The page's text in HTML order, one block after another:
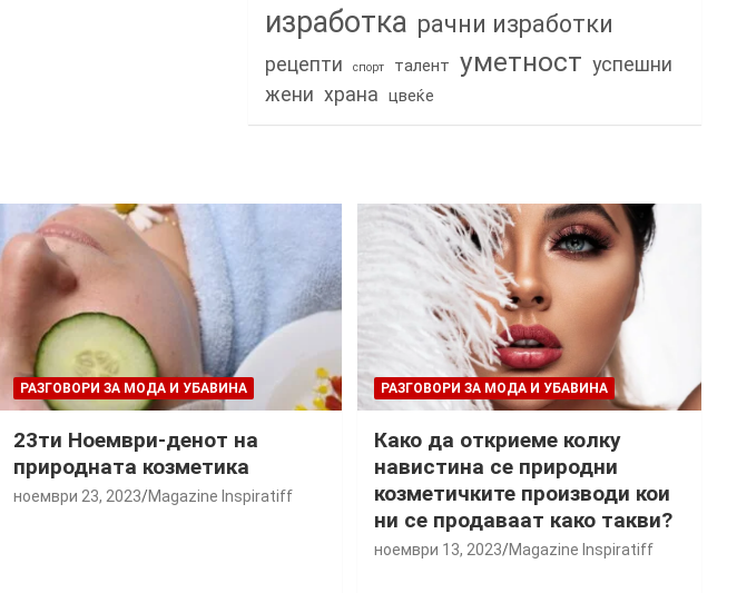
изработка рачни изработки
рецепти спорт талент уметност успешни
жени храна цвеќе
РАЗГОВОРИ ЗА МОДА И УБАВИНА
23ти Ноември-денот на
природната козметика
ноември 23, 2023 Magazine Inspiratiff
РАЗГОВОРИ ЗА МОДА И УБАВИНА
Како да откриеме колку
навистина се природни
козметичките производи кои
ни се продаваат како такви?
ноември 13, 2023 Magazine Inspiratiff